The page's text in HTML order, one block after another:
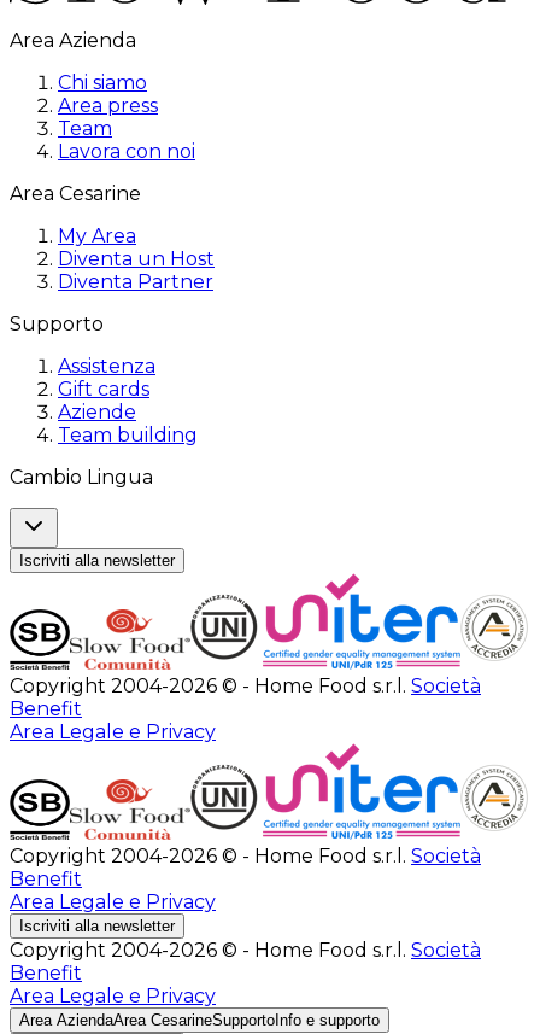
Area Azienda
Chi siamo
Area press
Team
Lavora con noi
Area Cesarine
My Area
Diventa un Host
Diventa Partner
Supporto
Assistenza
Gift cards
Aziende
Team building
Cambio Lingua
Iscriviti alla newsletter
Copyright 2004-2026 © - Home Food s.r.l. Società
Benefit
Area Legale e Privacy
Copyright 2004-2026 © - Home Food s.r.l. Società
Benefit
Area Legale e Privacy
Iscriviti alla newsletter
Copyright 2004-2026 © - Home Food s.r.l. Società
Benefit
Area Legale e Privacy
Area AziendaArea CesarineSupporto Info e supporto